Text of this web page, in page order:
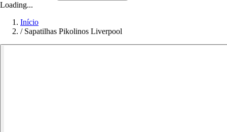
Loading...
Início
/ Sapatilhas Pikolinos Liverpool